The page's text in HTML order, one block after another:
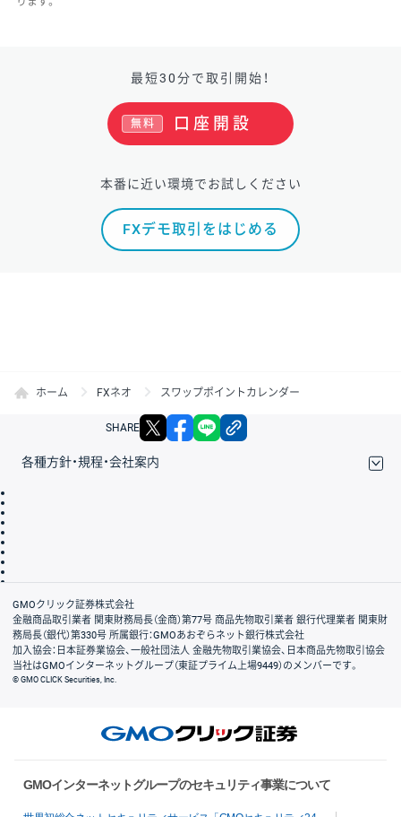
最短30分で取引開始！
口座開設
無料
本番に近い環境でお試しください
FXデモ取引をはじめる
ホーム FXネオ スワップポイントカレンダー
SHARE X facebook
各種方針・規程・会社案内
会社案内
GMOクリック証券株式会社
金融商品取引業者 関東財務局長（金商）第77号 商品先物取引業者 銀行代理業者 関東財
務局長（銀代）第330号 所属銀行：GMOあおぞらネット銀行株式会社
加入協会：日本証券業協会、一般社団法人 金融先物取引業協会、日本商品先物取引協会
当社はGMOインターネットグループ（東証プライム上場9449）のメンバーです。
© GMO CLICK Securities, Inc.
GMOインターネットグループのセキュリティ事業について